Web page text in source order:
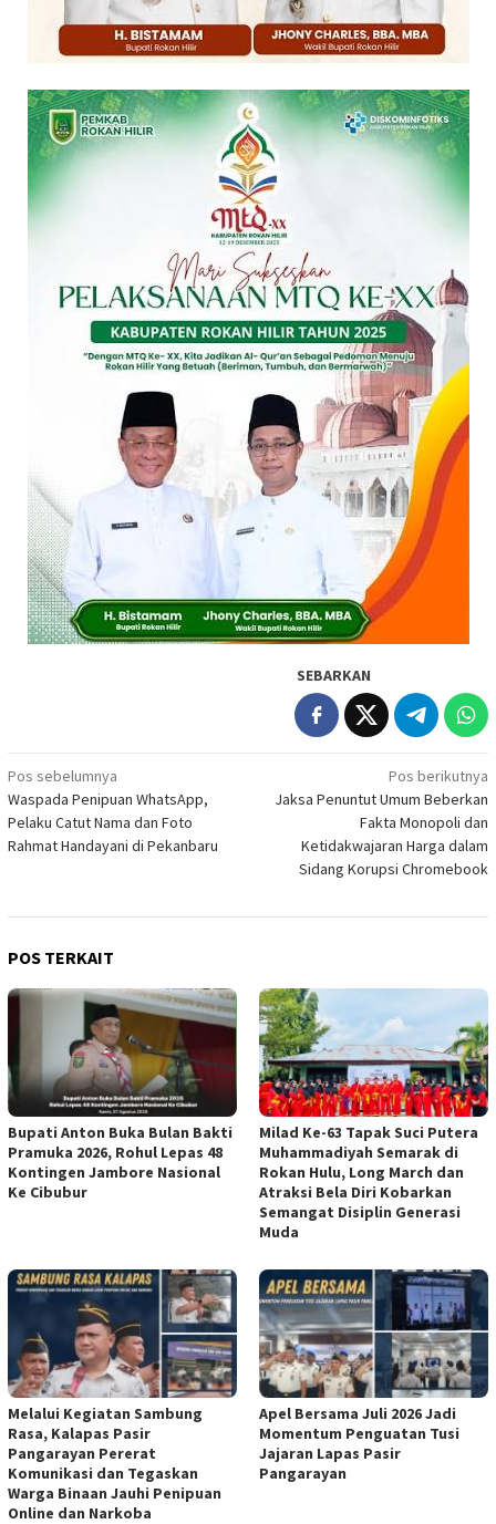
SEBARKAN
Navigasi
pos
Pos sebelumnya
Waspada Penipuan WhatsApp,
Pelaku Catut Nama dan Foto
Rahmat Handayani di Pekanbaru
Pos berikutnya
Jaksa Penuntut Umum Beberkan
Fakta Monopoli dan
Ketidakwajaran Harga dalam
Sidang Korupsi Chromebook
POS TERKAIT
Bupati Anton Buka Bulan Bakti
Pramuka 2026, Rohul Lepas 48
Kontingen Jambore Nasional
Ke Cibubur
Milad Ke-63 Tapak Suci Putera
Muhammadiyah Semarak di
Rokan Hulu, Long March dan
Atraksi Bela Diri Kobarkan
Semangat Disiplin Generasi
Muda
Melalui Kegiatan Sambung
Rasa, Kalapas Pasir
Pangarayan Pererat
Komunikasi dan Tegaskan
Warga Binaan Jauhi Penipuan
Online dan Narkoba
Apel Bersama Juli 2026 Jadi
Momentum Penguatan Tusi
Jajaran Lapas Pasir
Pangarayan